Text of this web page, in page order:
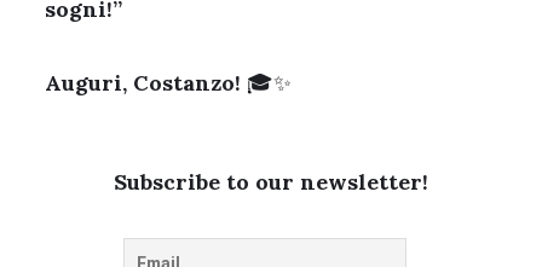
sogni!”
Auguri, Costanzo! 🎓✨
Subscribe to our newsletter!